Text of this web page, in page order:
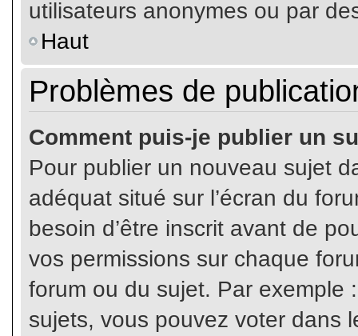
utilisateurs anonymes ou par
Haut
Problèmes de
Comment puis-je publier un
Pour publier un nouveau sujet
adéquat situé sur l’écran du
besoin d’être inscrit avant de
vos permissions sur chaque
forum ou du sujet. Par exemple
sujets, vous pouvez voter dans